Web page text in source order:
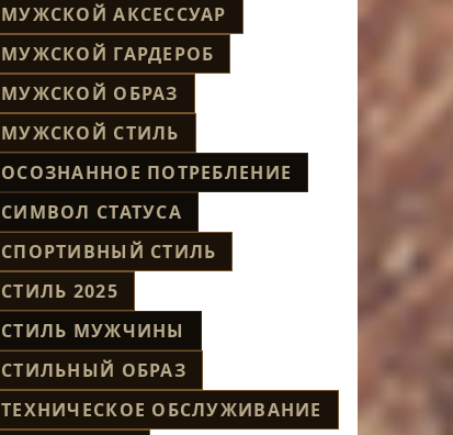
МУЖСКОЙ АКСЕССУАР
МУЖСКОЙ ГАРДЕРОБ
МУЖСКОЙ ОБРАЗ
МУЖСКОЙ СТИЛЬ
ОСОЗНАННОЕ ПОТРЕБЛЕНИЕ
СИМВОЛ СТАТУСА
СПОРТИВНЫЙ СТИЛЬ
СТИЛЬ 2025
СТИЛЬ МУЖЧИНЫ
СТИЛЬНЫЙ ОБРАЗ
ТЕХНИЧЕСКОЕ ОБСЛУЖИВАНИЕ